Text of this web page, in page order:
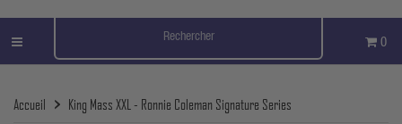
0
Accueil King Mass XXL - Ronnie Coleman Signature Series